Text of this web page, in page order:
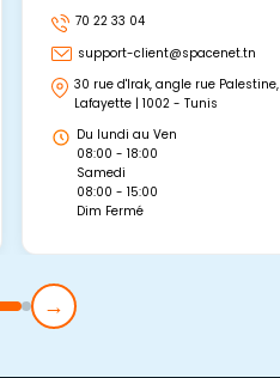
70 22 33 04
support-client@spacenet.tn
30 rue d'Irak, angle rue Palestine,
Lafayette | 1002 - Tunis
Du lundi au Ven
08:00 - 18:00
Samedi
08:00 - 15:00
Dim Fermé
→